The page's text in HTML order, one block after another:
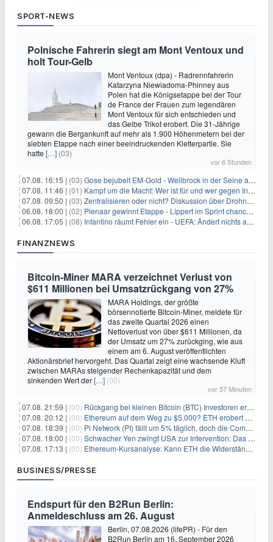
SPORT-NEWS
Polnische Fahrerin siegt am Mont Ventoux und
holt Tour-Gelb
Mont Ventoux (dpa) - Radrennfahrerin
Katarzyna Niewiadoma-Phinney aus
Polen hat die Königsetappe bei der Tour
de France der Frauen zum legendären
Mont Ventoux für sich entschieden und
das Gelbe Trikot erobert. Die 31-Jährige
gewann die Bergankunft auf mehr als 1.900 Höhenmetern bei der
siebten Etappe nach einer beeindruckenden Kletterpartie. Sie
hatte […] (03)
vor 6 Stunden
07.08. 16:15 | (03) Gose bejubelt EM-Gold - Wellbrock in der Seine ausgebremst
07.08. 11:46 | (01) Kampf um die Macht: Wer ist für und wer gegen Infantino?
07.08. 09:50 | (03) Zentralisieren oder nicht? Diskussion über Drohnenabwehr
06.08. 18:00 | (02) Pienaar gewinnt Etappe - Lippert im Sprint chancenlos
06.08. 17:05 | (08) Infantino räumt Fehler ein - UEFA: Ändert nichts an Boykott
FINANZNEWS
Bitcoin-Miner MARA verzeichnet Verlust von
$611 Millionen bei Umsatzrückgang von 27%
MARA Holdings, der größte
börsennotierte Bitcoin-Miner, meldete für
das zweite Quartal 2026 einen
Nettoverlust von über $611 Millionen, da
der Umsatz um 27% zurückging, wie aus
einem am 6. August veröffentlichten
Aktionärsbrief hervorgeht. Das Quartal zeigt eine wachsende Kluft
zwischen MARAs steigender Rechenkapazität und dem
sinkenden Wert der[…] (00)
vor 57 Minuten
07.08. 21:59 | (00) Rückgang bei kleinen Bitcoin (BTC) Investoren erreicht Höchststand seit Dezember 2024
07.08. 20:12 | (00) Ethereum auf dem Weg zu $5.000? ETH erobert wichtige Marke zurück, während Institutionen weiter akkumulieren
07.08. 18:39 | (00) Pi Network (PI) fällt um 5% täglich, doch die Community bleibt optimistisch
07.08. 18:00 | (00) Schwacher Yen zwingt USA zur Intervention: Das größte Risiko seit 15 Jahren
07.08. 17:13 | (00) Ethereum-Kursanalyse: Kann ETH die Widerstände der gleitenden Durchschnitte überwinden?
BUSINESS/PRESSE
Endspurt für den B2Run Berlin:
Anmeldeschluss am 26. August
Berlin, 07.08.2026 (lifePR) - Für den
B2Run Berlin am 16. September 2026